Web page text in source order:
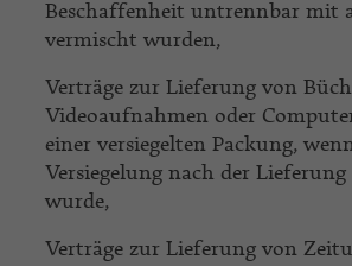
Beschaffenheit untrennbar mit
vermischt wurden,
Verträge zur Lieferung von
Videoaufnahmen oder
einer versiegelten Packung,
Versiegelung nach der
wurde,
Verträge zur Lieferung von